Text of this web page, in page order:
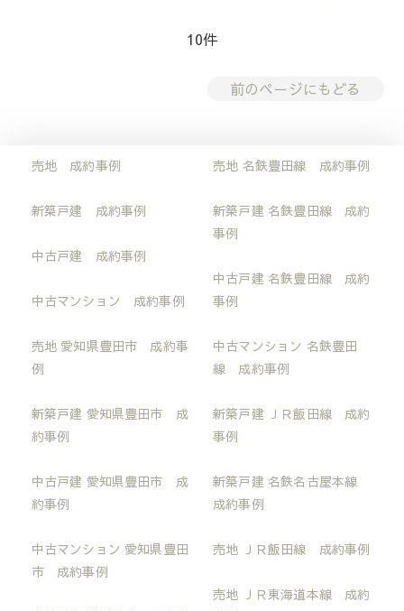
10件
前のページにもどる
売地 成約事例
新築戸建 成約事例
中古戸建 成約事例
中古マンション 成約事例
売地 愛知県豊田市 成約事
例
新築戸建 愛知県豊田市 成
約事例
中古戸建 愛知県豊田市 成
約事例
中古マンション 愛知県豊田
市 成約事例
売地 名鉄豊田線 成約事例
新築戸建 名鉄豊田線 成約
事例
中古戸建 名鉄豊田線 成約
事例
中古マンション 名鉄豊田
線 成約事例
新築戸建 ＪＲ飯田線 成約
事例
新築戸建 名鉄名古屋本線
成約事例
売地 ＪＲ飯田線 成約事例
売地 ＪＲ東海道本線 成約